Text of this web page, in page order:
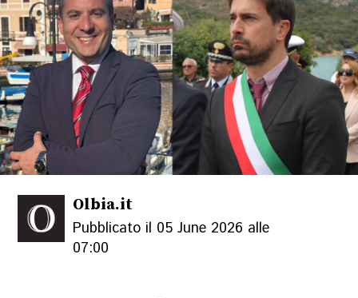
Olbia.it
Pubblicato il 05 June 2026 alle
07:00